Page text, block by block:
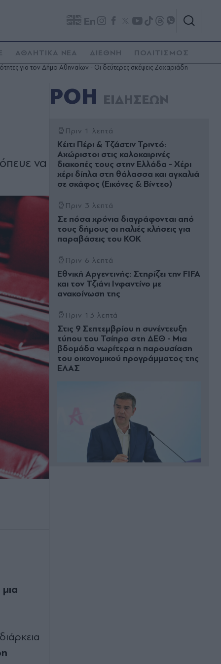
En
ΑΘΛΗΤΙΚΑ ΝΕΑ ΔΙΕΘΝΗ ΠΟΛΙΤΙΣΜΟΣ
για τον Δήμο Αθηναίων - Οι δεύτερες σκέψεις Ζαχαριάδη
να
ΡΟΗ ΕΙΔΗΣΕΩΝ
Πριν 1 λεπτά
Κέιτι Πέρι & Τζάστιν Τριντό:
Αχώριστοι στις καλοκαιρινές
διακοπές τους στην Ελλάδα - Χέρι
χέρι δίπλα στη θάλασσα και αγκαλιά
σε σκάφος (Εικόνες & Βίντεο)
Πριν 3 λεπτά
Σε πόσα χρόνια διαγράφονται από
τους δήμους οι παλιές κλήσεις για
παραβάσεις του ΚΟΚ
Πριν 6 λεπτά
Εθνική Αργεντινής: Στηρίζει την FIFA
και τον Τζιάνι Ινφαντίνο με
ανακοίνωση της
Πριν 13 λεπτά
Στις 9 Σεπτεμβρίου η συνέντευξη
τύπου του Τσίπρα στη ΔΕΘ - Μια
βδομάδα νωρίτερα η παρουσίαση
του οικονομικού προγράμματος της
ΕΛΑΣ